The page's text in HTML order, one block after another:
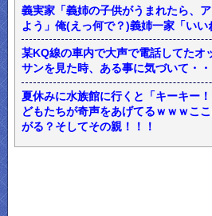
義実家「義姉の子供がうまれたら、
よう」俺(えっ何で？)義姉一家「い
某KQ線の車内で大声で電話してたオ
サンを見た時、ある事に気づいて・・
夏休みに水族館に行くと「キーキー
どもたちが奇声をあげてるｗｗｗこ
がる？そしてその親！！！